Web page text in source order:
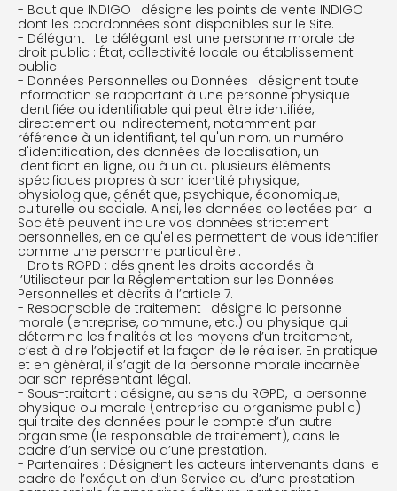
- Boutique INDIGO : désigne les points de vente INDIGO
dont les coordonnées sont disponibles sur le Site.
- Délégant : Le délégant est une personne morale de
droit public : État, collectivité locale ou établissement
public.
- Données Personnelles ou Données : désignent toute
information se rapportant à une personne physique
identifiée ou identifiable qui peut être identifiée,
directement ou indirectement, notamment par
référence à un identifiant, tel qu'un nom, un numéro
d'identification, des données de localisation, un
identifiant en ligne, ou à un ou plusieurs éléments
spécifiques propres à son identité physique,
physiologique, génétique, psychique, économique,
culturelle ou sociale. Ainsi, les données collectées par la
Société peuvent inclure vos données strictement
personnelles, en ce qu'elles permettent de vous identifier
comme une personne particulière..
- Droits RGPD : désignent les droits accordés à
l’Utilisateur par la Réglementation sur les Données
Personnelles et décrits à l’article 7.
- Responsable de traitement : désigne la personne
morale (entreprise, commune, etc.) ou physique qui
détermine les finalités et les moyens d’un traitement,
c’est à dire l’objectif et la façon de le réaliser. En pratique
et en général, il s’agit de la personne morale incarnée
par son représentant légal.
- Sous-traitant : désigne, au sens du RGPD, la personne
physique ou morale (entreprise ou organisme public)
qui traite des données pour le compte d’un autre
organisme (le responsable de traitement), dans le
cadre d’un service ou d’une prestation.
- Partenaires : Désignent les acteurs intervenants dans le
cadre de l’exécution d’un Service ou d’une prestation